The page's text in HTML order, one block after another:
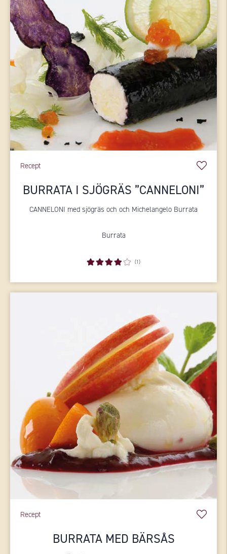
Recept
BURRATA I SJÖGRÄS ”CANNELONI”
CANNELONI med sjögräs och och Michelangelo Burrata
Burrata
(1)
Recept
BURRATA MED BÄRSÅS